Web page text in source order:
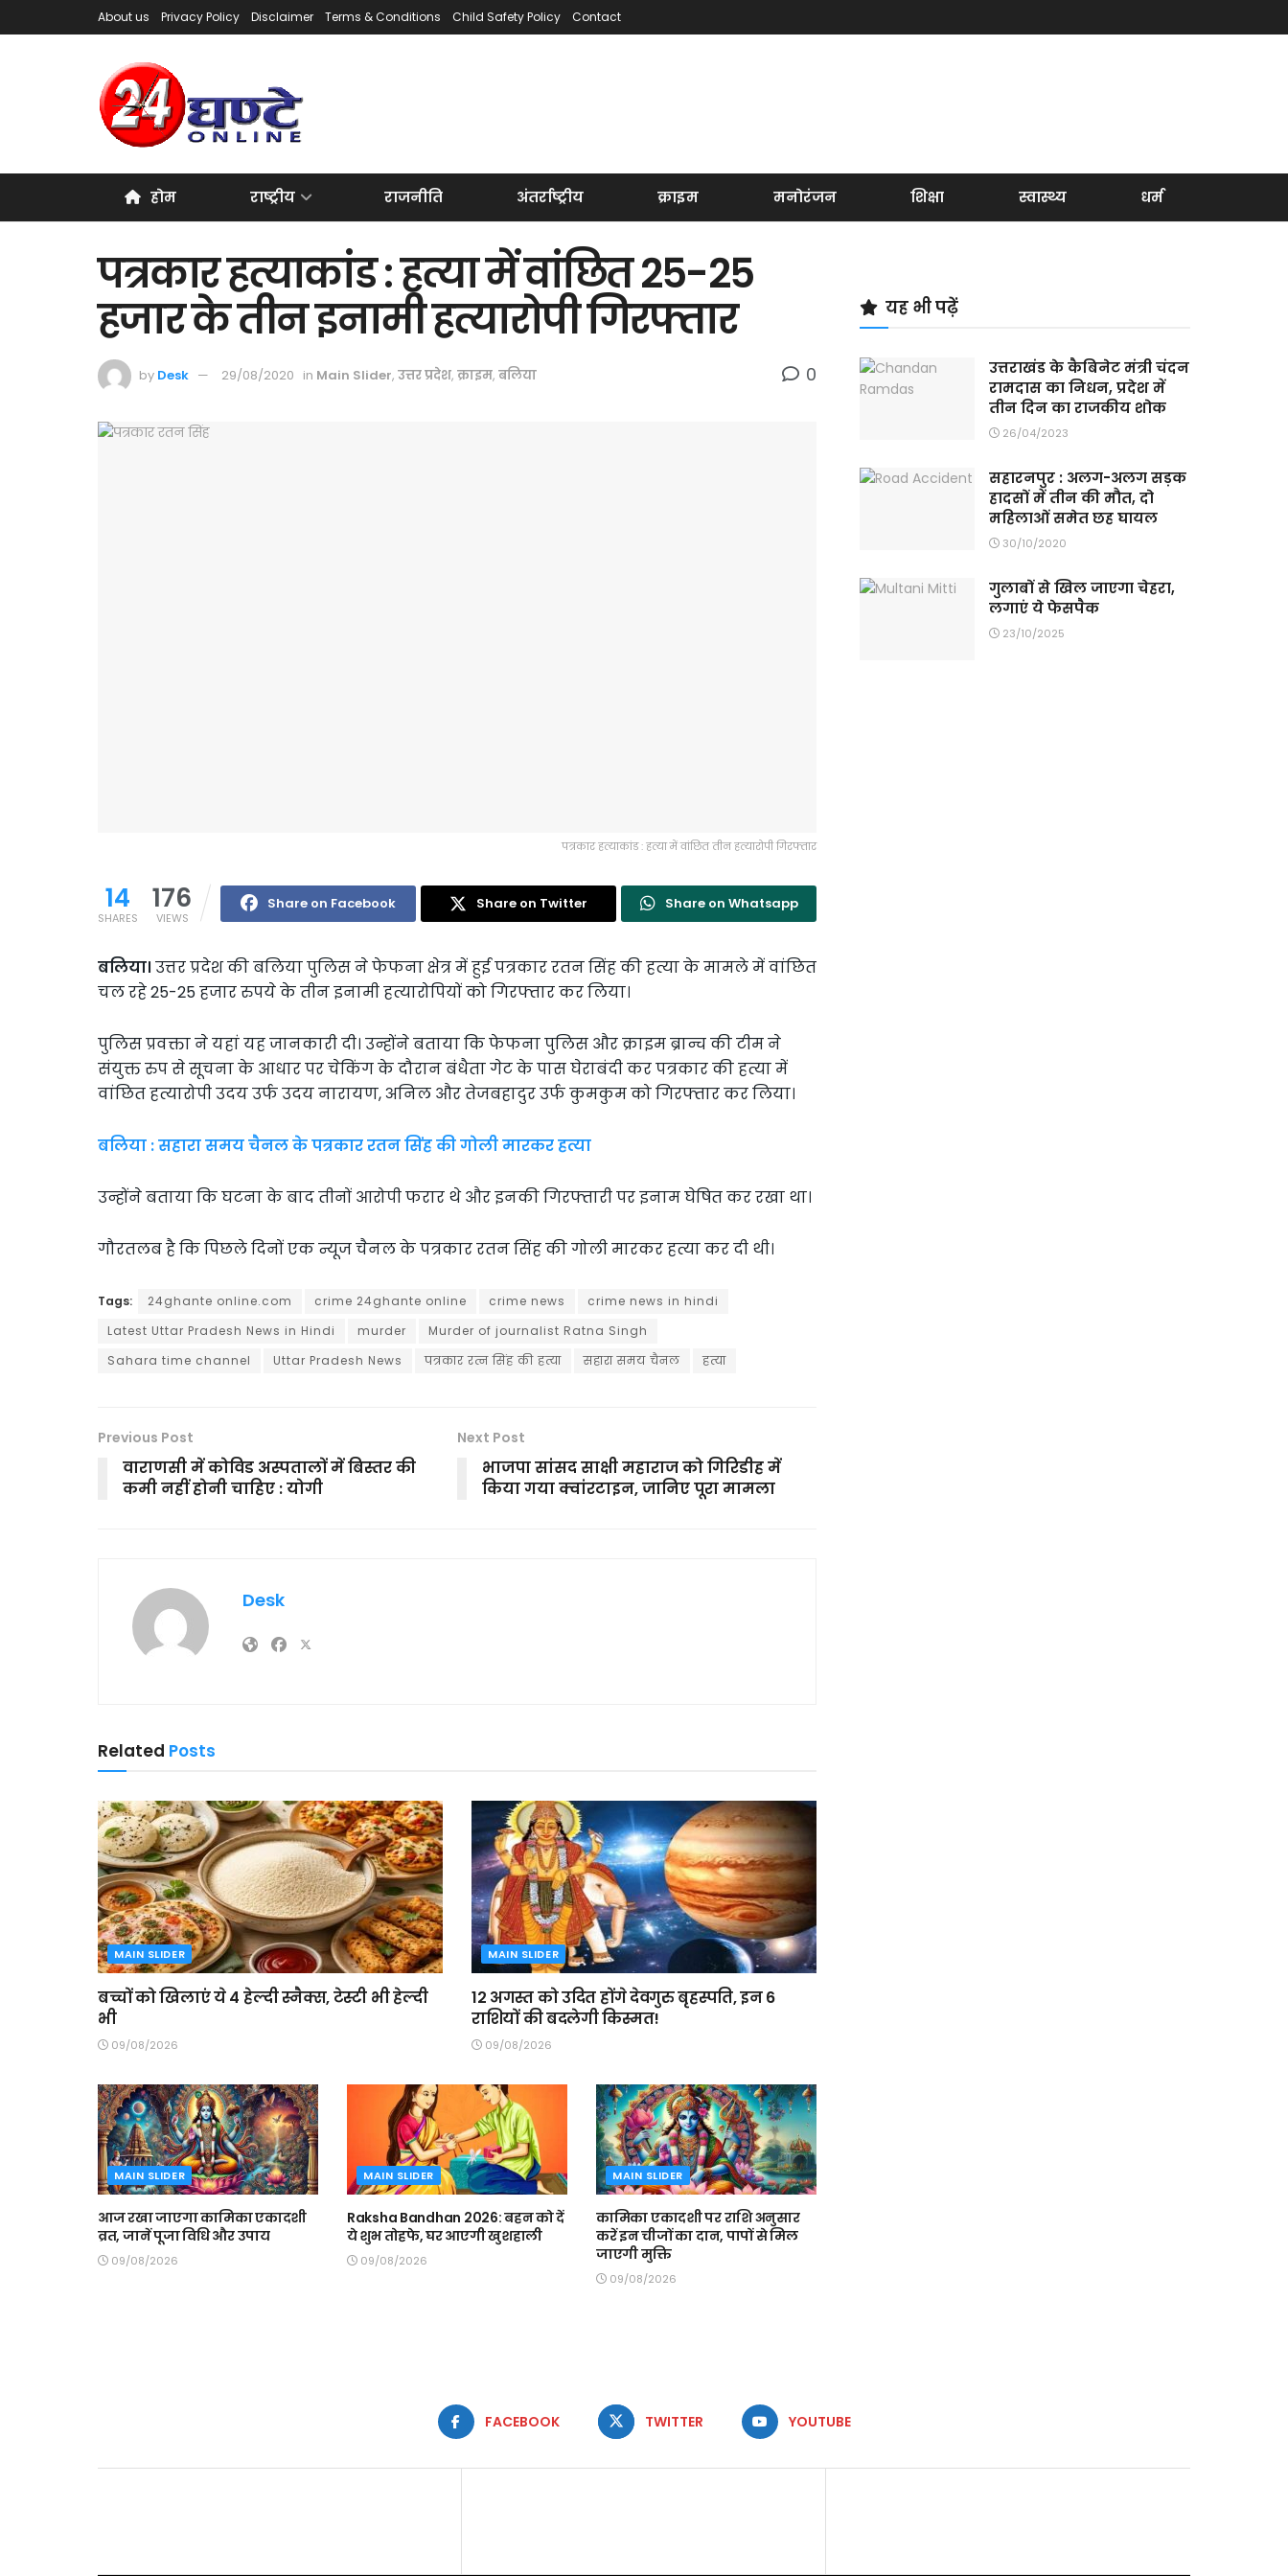
About us Privacy Policy Disclaimer Terms & Conditions Child Safety Policy Contact
होम राष्ट्रीय राजनीति अंतर्राष्ट्रीय क्राइम मनोरंजन शिक्षा स्वास्थ्य धर्म
पत्रकार हत्याकांड : हत्या में वांछित 25-25
हजार के तीन इनामी हत्यारोपी गिरफ्तार
by Desk 29/08/2020 in Main Slider, उत्तर प्रदेश, क्राइम, बलिया 0
पत्रकार हत्याकांड : हत्या में वांछित तीन हत्यारोपी गिरफ्तार
14
SHARES
176
VIEWS
Share on Facebook Share on Twitter Share on Whatsapp
बलिया। उत्तर प्रदेश की बलिया पुलिस ने फेफना क्षेत्र में हुई पत्रकार रतन सिंह की हत्या के मामले में वांछित
चल रहे 25-25 हजार रुपये के तीन इनामी हत्यारोपियों को गिरफ्तार कर लिया।
पुलिस प्रवक्ता ने यहां यह जानकारी दी। उन्होंने बताया कि फेफना पुलिस और क्राइम ब्रान्च की टीम ने
संयुक्त रुप से सूचना के आधार पर चेकिंग के दौरान बंधैता गेट के पास घेराबंदी कर पत्रकार की हत्या में
वांछित हत्यारोपी उदय उर्फ उदय नारायण, अनिल और तेजबहादुर उर्फ कुमकुम को गिरफ्तार कर लिया।
बलिया : सहारा समय चैनल के पत्रकार रतन सिंह की गोली मारकर हत्या
उन्होंने बताया कि घटना के बाद तीनों आरोपी फरार थे और इनकी गिरफ्तारी पर इनाम घेषित कर रखा था।
गौरतलब है कि पिछले दिनों एक न्यूज चैनल के पत्रकार रतन सिंह की गोली मारकर हत्या कर दी थी।
Tags: 24ghante online.com crime 24ghante online crime news
crime news in hindi
Latest Uttar Pradesh News in Hindi
murder
Murder of journalist Ratna Singh
Sahara time channel
Uttar Pradesh News पत्रकार रत्न सिंह की हत्या सहारा समय चैनल हत्या
Previous Post
वाराणसी में कोविड अस्पतालों में बिस्तर की
कमी नहीं होनी चाहिए : योगी
Next Post
भाजपा सांसद साक्षी महाराज को गिरिडीह में
किया गया क्वांरटाइन, जानिए पूरा मामला
Desk
Related Posts
MAIN SLIDER
बच्चों को खिलाएं ये 4 हेल्दी स्नैक्स, टेस्टी भी हेल्दी
भी
09/08/2026
MAIN SLIDER
12 अगस्त को उदित होंगे देवगुरु बृहस्पति, इन 6
राशियों की बदलेगी किस्मत!
09/08/2026
MAIN SLIDER
आज रखा जाएगा कामिका एकादशी
व्रत, जानें पूजा विधि और उपाय
09/08/2026
MAIN SLIDER
Raksha Bandhan 2026: बहन को दें
ये शुभ तोहफे, घर आएगी खुशहाली
09/08/2026
MAIN SLIDER
कामिका एकादशी पर राशि अनुसार
करें इन चीजों का दान, पापों से मिल
जाएगी मुक्ति
09/08/2026
यह भी पढ़ें
उत्तराखंड के कैबिनेट मंत्री चंदन
रामदास का निधन, प्रदेश में
तीन दिन का राजकीय शोक
26/04/2023
सहारनपुर : अलग-अलग सड़क
हादसों में तीन की मौत, दो
महिलाओं समेत छह घायल
30/10/2020
गुलाबों से खिल जाएगा चेहरा,
लगाएं ये फेसपैक
23/10/2025
FACEBOOK TWITTER YOUTUBE